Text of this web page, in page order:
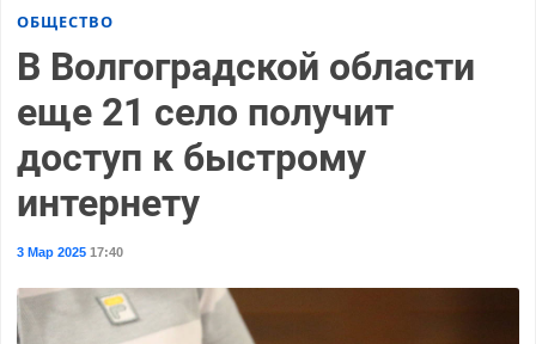
ОБЩЕСТВО
В Волгоградской области
еще 21 село получит
доступ к быстрому
интернету
3 Мар 202517:40